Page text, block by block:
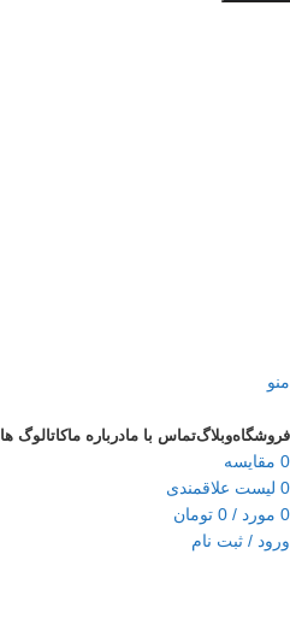
منو
فروشگاهوبلاگتماس با مادرباره ماکاتالوگ ها
0 مقایسه
0 لیست علاقمندی
0 مورد /
0 تومان
ورود / ثبت نام